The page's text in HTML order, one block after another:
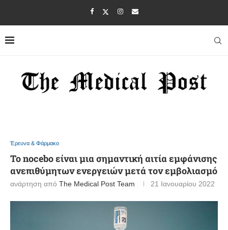
Έρευνα & Φάρμακο
Το nocebo είναι μια σημαντική αιτία εμφάνισης
ανεπιθύμητων ενεργειών μετά τον εμβολιασμό
ανάρτηση από The Medical Post Team 21 Ιανουαρίου 2022